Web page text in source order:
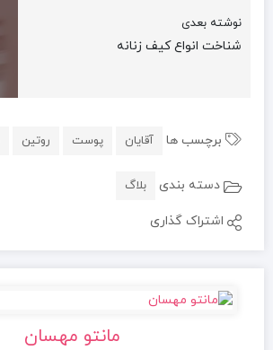
نوشته بعدی
شناخت انواع کیف زنانه
برچسب ها آقایان پوست روتین
دسته بندی بلاگ
اشتراک گذاری
مانتو مهسان